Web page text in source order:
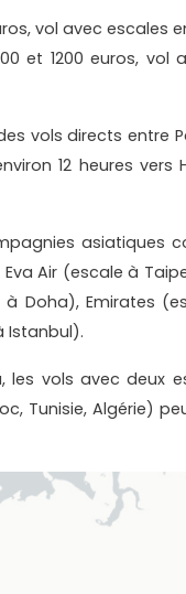
vol avec escales
et 1200 euros, vol
vols directs entre
12 heures vers
asiatiques
Air (escale à
Doha), Emirates
Istanbul).
vols avec deux
Tunisie, Algérie)